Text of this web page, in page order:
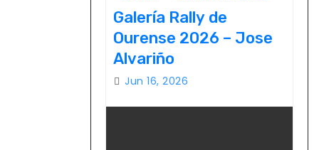
Galería Rally de
Ourense 2026 – Jose
Alvariño
Jun 16, 2026